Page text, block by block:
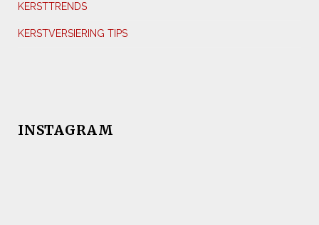
KERSTTRENDS
KERSTVERSIERING TIPS
INSTAGRAM